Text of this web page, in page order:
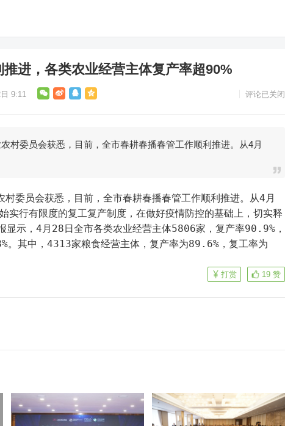
进，各类农业经营主体复产率超90%
9:11 评论已关闭
村委员会获悉，目前，全市春耕春播春管工作顺利推进。从4月
委员会获悉，目前，全市春耕春播春管工作顺利推进。从4月
实行有限度的复工复产制度，在做好疫情防控的基础上，切实释
显示，4月28日全市各类农业经营主体5806家，复产率90.9%，
。其中，4313家粮食经营主体，复产率为89.6%，复工率为
19 赞
打赏